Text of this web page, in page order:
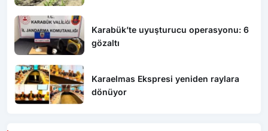
Karabük’te uyuşturucu operasyonu: 6
gözaltı
Karaelmas Ekspresi yeniden raylara
dönüyor